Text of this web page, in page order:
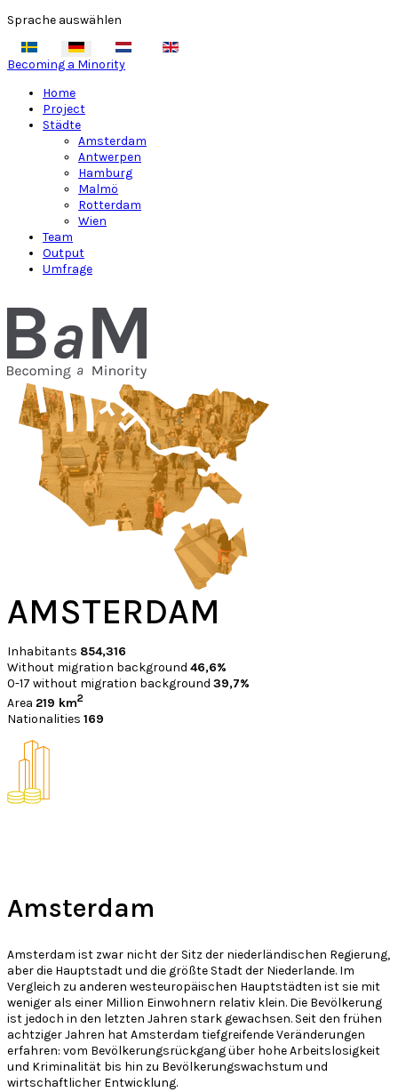
Sprache auswählen
Becoming a Minority
Home
Project
Städte
Amsterdam
Antwerpen
Hamburg
Malmö
Rotterdam
Wien
Team
Output
Umfrage
AMSTERDAM
Inhabitants 854,316
Without migration background 46,6%
0-17 without migration background 39,7%
Area 219 km2
Nationalities 169
Amsterdam
Amsterdam ist zwar nicht der Sitz der niederländischen Regierung,
aber die Hauptstadt und die größte Stadt der Niederlande. Im
Vergleich zu anderen westeuropäischen Hauptstädten ist sie mit
weniger als einer Million Einwohnern relativ klein. Die Bevölkerung
ist jedoch in den letzten Jahren stark gewachsen. Seit den frühen
achtziger Jahren hat Amsterdam tiefgreifende Veränderungen
erfahren: vom Bevölkerungsrückgang über hohe Arbeitslosigkeit
und Kriminalität bis hin zu Bevölkerungswachstum und
wirtschaftlicher Entwicklung.